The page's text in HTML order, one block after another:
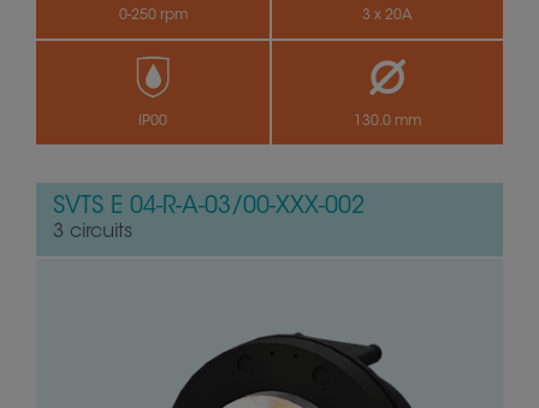
0-250 rpm 3 x 20A
IP00 130.0 mm
SVTS E 04-R-A-03/00-XXX-002
3 circuits